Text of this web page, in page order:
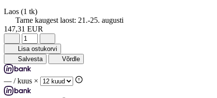
Laos (1 tk)
Tarne kaugest laost: 21.-25. augusti
147,31 EUR
Lisa ostukorvi
Salvesta
Võrdle
— / kuus ×